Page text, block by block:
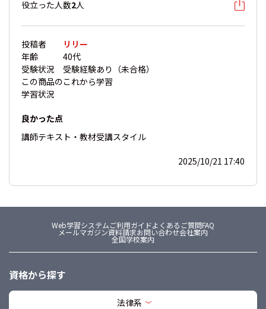
役立った人数2人
投稿者
リリー
年齢
40代
受験状況
受験経験あり（未合格）
この商品の
学習状況
これから学習
良かった点
講師テキスト・教材受講スタイル
2025/10/21 17:40
Web学習システムご利用ガイドよくあるご質問FAQ
メールマガジン資料請求お問い合わせ会社案内
全国学校案内
資格から探す
法律系